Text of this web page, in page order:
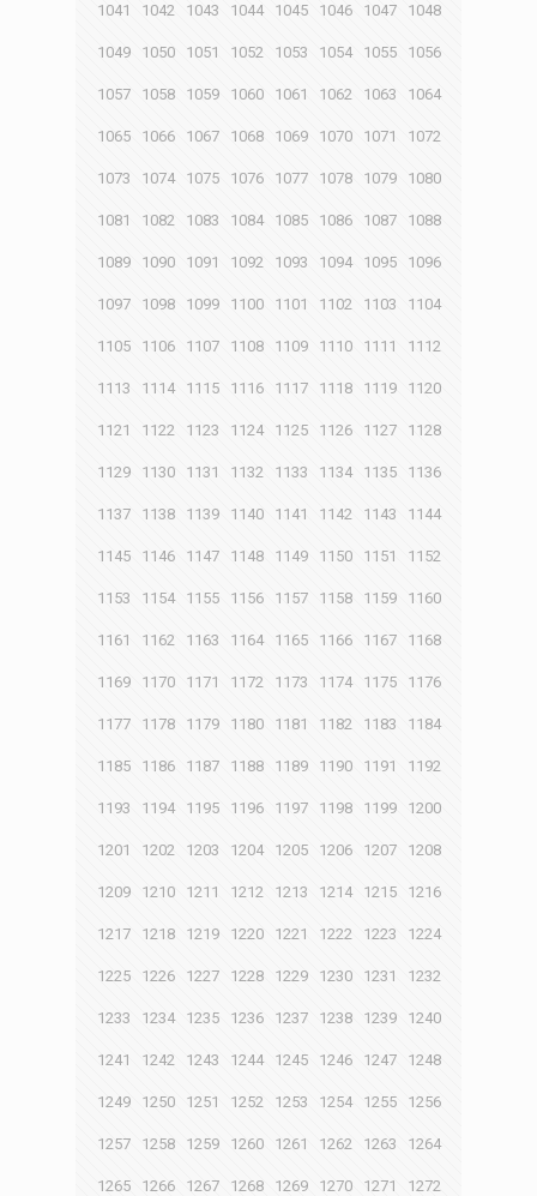
1041 1042 1043 1044 1045 1046 1047 1048
1049 1050 1051 1052 1053 1054 1055 1056
1057 1058 1059 1060 1061 1062 1063 1064
1065 1066 1067 1068 1069 1070 1071 1072
1073 1074 1075 1076 1077 1078 1079 1080
1081 1082 1083 1084 1085 1086 1087 1088
1089 1090 1091 1092 1093 1094 1095 1096
1097 1098 1099 1100 1101 1102 1103 1104
1105 1106 1107 1108 1109 1110 1111 1112
1113 1114 1115 1116 1117 1118 1119 1120
1121 1122 1123 1124 1125 1126 1127 1128
1129 1130 1131 1132 1133 1134 1135 1136
1137 1138 1139 1140 1141 1142 1143 1144
1145 1146 1147 1148 1149 1150 1151 1152
1153 1154 1155 1156 1157 1158 1159 1160
1161 1162 1163 1164 1165 1166 1167 1168
1169 1170 1171 1172 1173 1174 1175 1176
1177 1178 1179 1180 1181 1182 1183 1184
1185 1186 1187 1188 1189 1190 1191 1192
1193 1194 1195 1196 1197 1198 1199 1200
1201 1202 1203 1204 1205 1206 1207 1208
1209 1210 1211 1212 1213 1214 1215 1216
1217 1218 1219 1220 1221 1222 1223 1224
1225 1226 1227 1228 1229 1230 1231 1232
1233 1234 1235 1236 1237 1238 1239 1240
1241 1242 1243 1244 1245 1246 1247 1248
1249 1250 1251 1252 1253 1254 1255 1256
1257 1258 1259 1260 1261 1262 1263 1264
1265 1266 1267 1268 1269 1270 1271 1272